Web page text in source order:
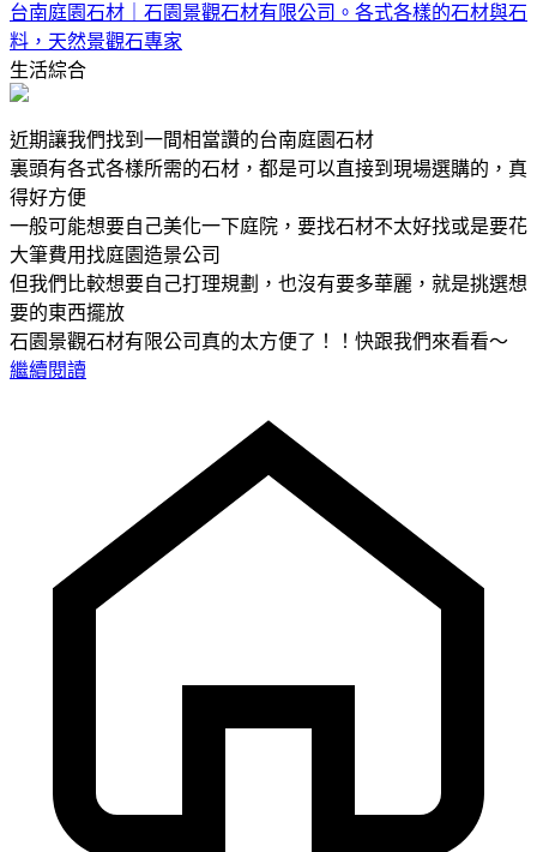
台南庭園石材｜石園景觀石材有限公司。各式各樣的石材與石
料，天然景觀石專家
生活綜合
近期讓我們找到一間相當讚的台南庭園石材
裏頭有各式各樣所需的石材，都是可以直接到現場選購的，真
得好方便
一般可能想要自己美化一下庭院，要找石材不太好找或是要花
大筆費用找庭園造景公司
但我們比較想要自己打理規劃，也沒有要多華麗，就是挑選想
要的東西擺放
石園景觀石材有限公司真的太方便了！！快跟我們來看看～
繼續閱讀